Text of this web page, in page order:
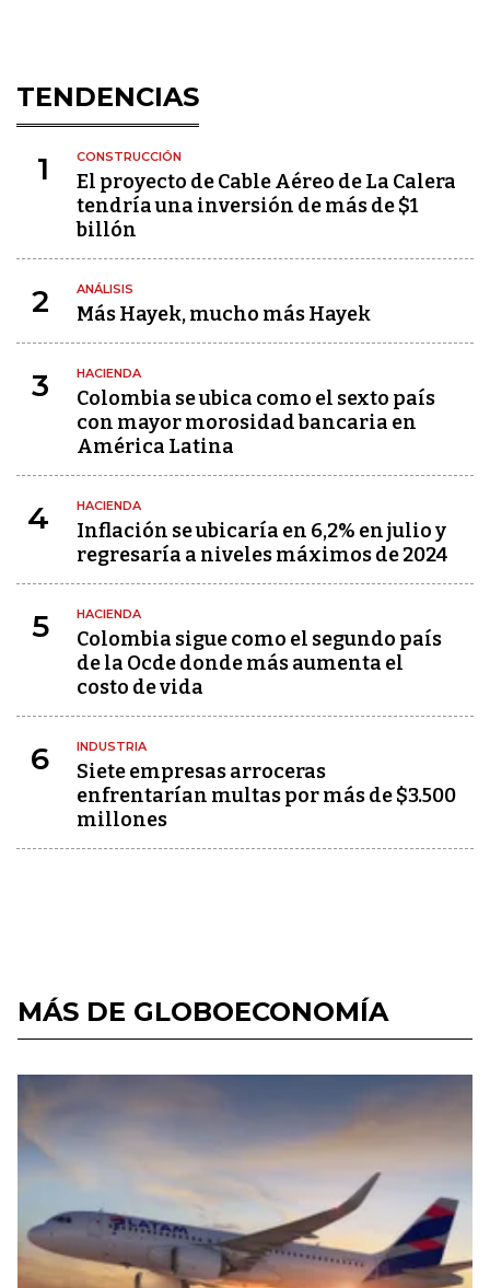
TENDENCIAS
1 CONSTRUCCIÓN
El proyecto de Cable Aéreo de La Calera
tendría una inversión de más de $1
billón
2 ANÁLISIS
Más Hayek, mucho más Hayek
3 HACIENDA
Colombia se ubica como el sexto país
con mayor morosidad bancaria en
América Latina
4 HACIENDA
Inflación se ubicaría en 6,2% en julio y
regresaría a niveles máximos de 2024
5 HACIENDA
Colombia sigue como el segundo país
de la Ocde donde más aumenta el
costo de vida
6 INDUSTRIA
Siete empresas arroceras
enfrentarían multas por más de $3.500
millones
MÁS DE GLOBOECONOMÍA